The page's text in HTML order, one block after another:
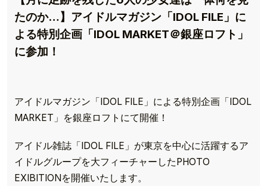
たのか…】アイドルマガジン「IDOL FILE」に
よる特別企画「IDOL MARKET＠銀座ロフト」
に参加！
アイドルマガジン「IDOL FILE」による特別企画「IDOL
MARKET」を銀座ロフトにて開催！
アイドル雑誌「IDOL FILE」が東京を中心に活躍するア
イドルグループを大フィーチャーしたPHOTO
EXIBITIONを開催いたします。